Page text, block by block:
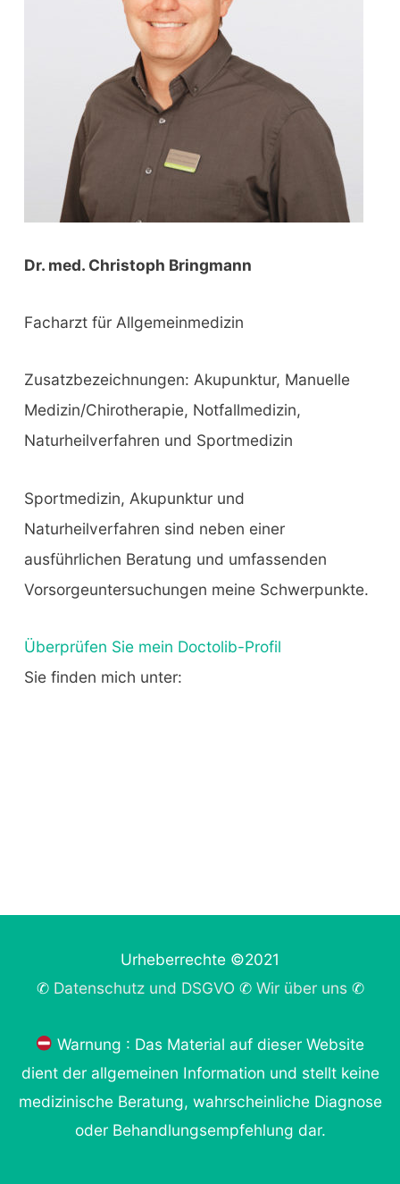
Dr. med. Christoph Bringmann
Facharzt für Allgemeinmedizin
Zusatzbezeichnungen: Akupunktur, Manuelle
Medizin/Chirotherapie, Notfallmedizin,
Naturheilverfahren und Sportmedizin
Sportmedizin, Akupunktur und
Naturheilverfahren sind neben einer
ausführlichen Beratung und umfassenden
Vorsorgeuntersuchungen meine Schwerpunkte.
Überprüfen Sie mein Doctolib-Profil
Sie finden mich unter:
Urheberrechte ©2021
✆ Datenschutz und DSGVO ✆ Wir über uns✆
Warnung : Das Material auf dieser Website
dient der allgemeinen Information und stellt keine
medizinische Beratung, wahrscheinliche Diagnose
oder Behandlungsempfehlung dar.